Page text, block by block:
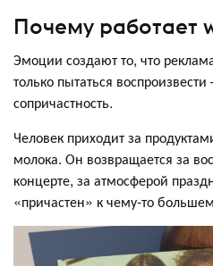
Почему работает
Эмоции создают то, что
только пытаться
сопричастность.
Человек приходит за
молока. Он возвращается за
концерте, за атмосферой
«причастен» к чему-то